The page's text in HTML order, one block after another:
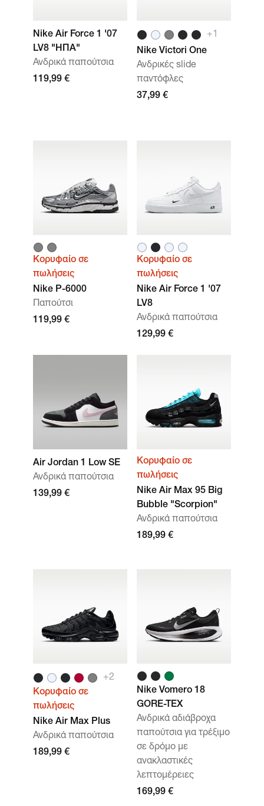
Nike Air Force 1 '07
LV8 "ΗΠΑ"
Ανδρικά παπούτσια
119,99 €
+1
Nike Victori One
Ανδρικές slide
παντόφλες
37,99 €
Κορυφαίο σε
πωλήσεις
Nike P-6000
Παπούτσι
119,99 €
Κορυφαίο σε
πωλήσεις
Nike Air Force 1 '07
LV8
Ανδρικά παπούτσια
129,99 €
Air Jordan 1 Low SE
Ανδρικά παπούτσια
139,99 €
Κορυφαίο σε
πωλήσεις
Nike Air Max 95 Big
Bubble "Scorpion"
Ανδρικά παπούτσια
189,99 €
+2
Κορυφαίο σε
πωλήσεις
Nike Air Max Plus
Ανδρικά παπούτσια
189,99 €
Nike Vomero 18
GORE-TEX
Ανδρικά αδιάβροχα
παπούτσια για τρέξιμο
σε δρόμο με
ανακλαστικές
λεπτομέρειες
169,99 €